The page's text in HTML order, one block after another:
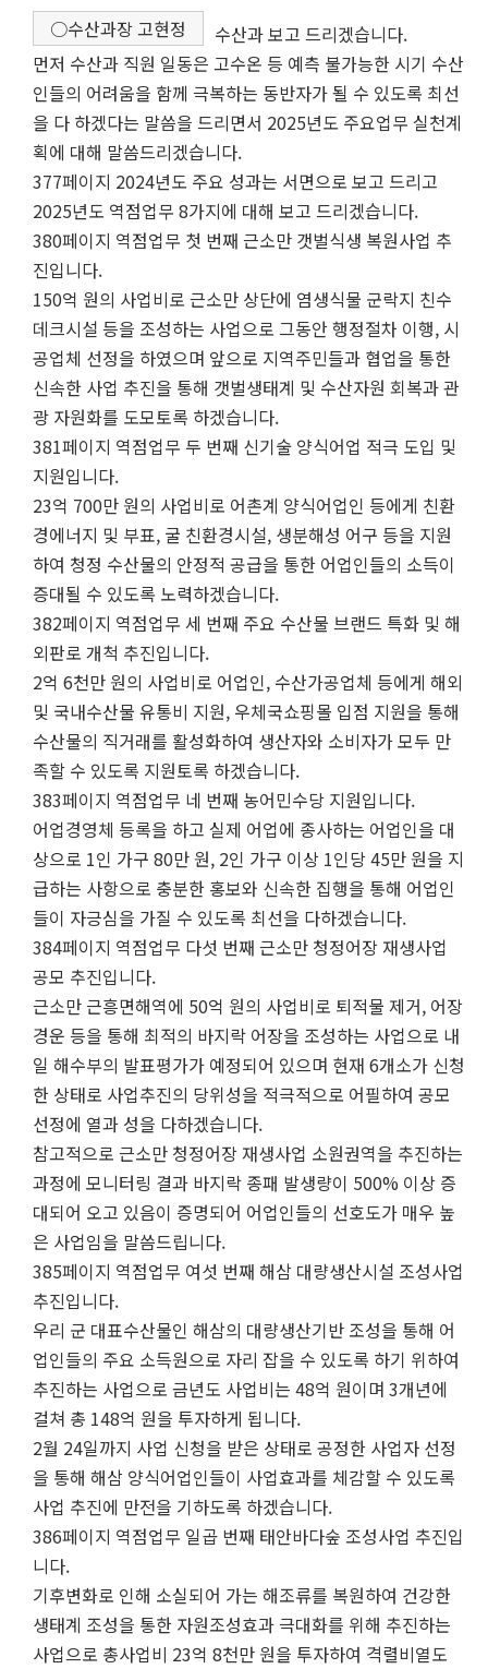
○수산과장 고현정
수산과 보고 드리겠습니다.
먼저 수산과 직원 일동은 고수온 등 예측 불가능한 시기 수산
인들의 어려움을 함께 극복하는 동반자가 될 수 있도록 최선
을 다 하겠다는 말씀을 드리면서 2025년도 주요업무 실천계
획에 대해 말씀드리겠습니다.
377페이지 2024년도 주요 성과는 서면으로 보고 드리고
2025년도 역점업무 8가지에 대해 보고 드리겠습니다.
380페이지 역점업무 첫 번째 근소만 갯벌식생 복원사업 추
진입니다.
150억 원의 사업비로 근소만 상단에 염생식물 군락지 친수
데크시설 등을 조성하는 사업으로 그동안 행정절차 이행, 시
공업체 선정을 하였으며 앞으로 지역주민들과 협업을 통한
신속한 사업 추진을 통해 갯벌생태계 및 수산자원 회복과 관
광 자원화를 도모토록 하겠습니다.
381페이지 역점업무 두 번째 신기술 양식어업 적극 도입 및
지원입니다.
23억 700만 원의 사업비로 어촌계 양식어업인 등에게 친환
경에너지 및 부표, 굴 친환경시설, 생분해성 어구 등을 지원
하여 청정 수산물의 안정적 공급을 통한 어업인들의 소득이
증대될 수 있도록 노력하겠습니다.
382페이지 역점업무 세 번째 주요 수산물 브랜드 특화 및 해
외판로 개척 추진입니다.
2억 6천만 원의 사업비로 어업인, 수산가공업체 등에게 해외
및 국내수산물 유통비 지원, 우체국쇼핑몰 입점 지원을 통해
수산물의 직거래를 활성화하여 생산자와 소비자가 모두 만
족할 수 있도록 지원토록 하겠습니다.
383페이지 역점업무 네 번째 농어민수당 지원입니다.
어업경영체 등록을 하고 실제 어업에 종사하는 어업인을 대
상으로 1인 가구 80만 원, 2인 가구 이상 1인당 45만 원을 지
급하는 사항으로 충분한 홍보와 신속한 집행을 통해 어업인
들이 자긍심을 가질 수 있도록 최선을 다하겠습니다.
384페이지 역점업무 다섯 번째 근소만 청정어장 재생사업
공모 추진입니다.
근소만 근흥면해역에 50억 원의 사업비로 퇴적물 제거, 어장
경운 등을 통해 최적의 바지락 어장을 조성하는 사업으로 내
일 해수부의 발표평가가 예정되어 있으며 현재 6개소가 신청
한 상태로 사업추진의 당위성을 적극적으로 어필하여 공모
선정에 열과 성을 다하겠습니다.
참고적으로 근소만 청정어장 재생사업 소원권역을 추진하는
과정에 모니터링 결과 바지락 종패 발생량이 500% 이상 증
대되어 오고 있음이 증명되어 어업인들의 선호도가 매우 높
은 사업임을 말씀드립니다.
385페이지 역점업무 여섯 번째 해삼 대량생산시설 조성사업
추진입니다.
우리 군 대표수산물인 해삼의 대량생산기반 조성을 통해 어
업인들의 주요 소득원으로 자리 잡을 수 있도록 하기 위하여
추진하는 사업으로 금년도 사업비는 48억 원이며 3개년에
걸쳐 총 148억 원을 투자하게 됩니다.
2월 24일까지 사업 신청을 받은 상태로 공정한 사업자 선정
을 통해 해삼 양식어업인들이 사업효과를 체감할 수 있도록
사업 추진에 만전을 기하도록 하겠습니다.
386페이지 역점업무 일곱 번째 태안바다숲 조성사업 추진입
니다.
기후변화로 인해 소실되어 가는 해조류를 복원하여 건강한
생태계 조성을 통한 자원조성효과 극대화를 위해 추진하는
사업으로 총사업비 23억 8천만 원을 투자하여 격렬비열도